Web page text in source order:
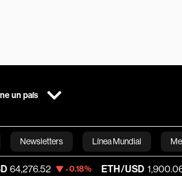
un país
Newsletters Línea Mundial
Bloomberg Green
-0.18% ETH/USD 1,900.065 -